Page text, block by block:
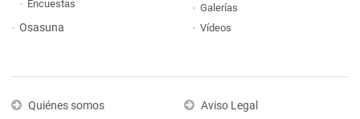
Encuestas
Osasuna
Galerías
Vídeos
Quiénes somos Aviso Legal